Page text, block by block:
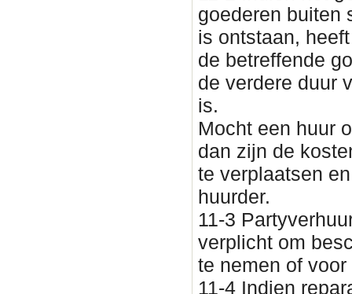
goederen buiten
is ontstaan,
de betreffende
de verdere duur
is.
Mocht een huur
dan zijn de
te verplaatsen
huurder.
11-3
verplicht om
te nemen of
11-4 Indien